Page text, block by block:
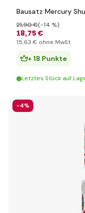
Bausatz Mercury
18,75 €
21,90 €(-14 %)
15,63 € ohne MwSt
+ 18 Punkte
Letztes Stück auf
-4%